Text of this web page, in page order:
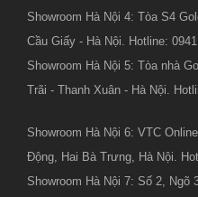
Showroom Hà Nội 4: Tòa S4
Cầu Giấy - Hà Nội. Hotline:
Showroom Hà Nội 5: Tòa nhà
Trãi - Thanh Xuân - Hà Nội.
Showroom Hà Nội 6: VTC
Động, Hai Bà Trưng, Hà Nội.
Showroom Hà Nội 7: Số 2,